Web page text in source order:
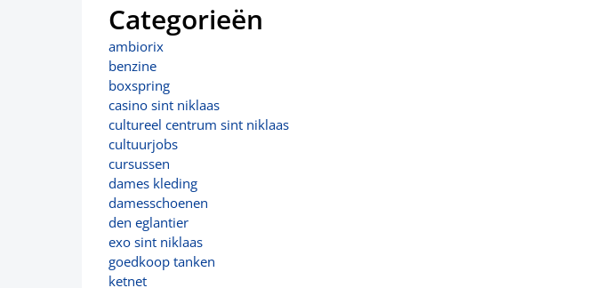
Categorieën
ambiorix
benzine
boxspring
casino sint niklaas
cultureel centrum sint niklaas
cultuurjobs
cursussen
dames kleding
damesschoenen
den eglantier
exo sint niklaas
goedkoop tanken
ketnet